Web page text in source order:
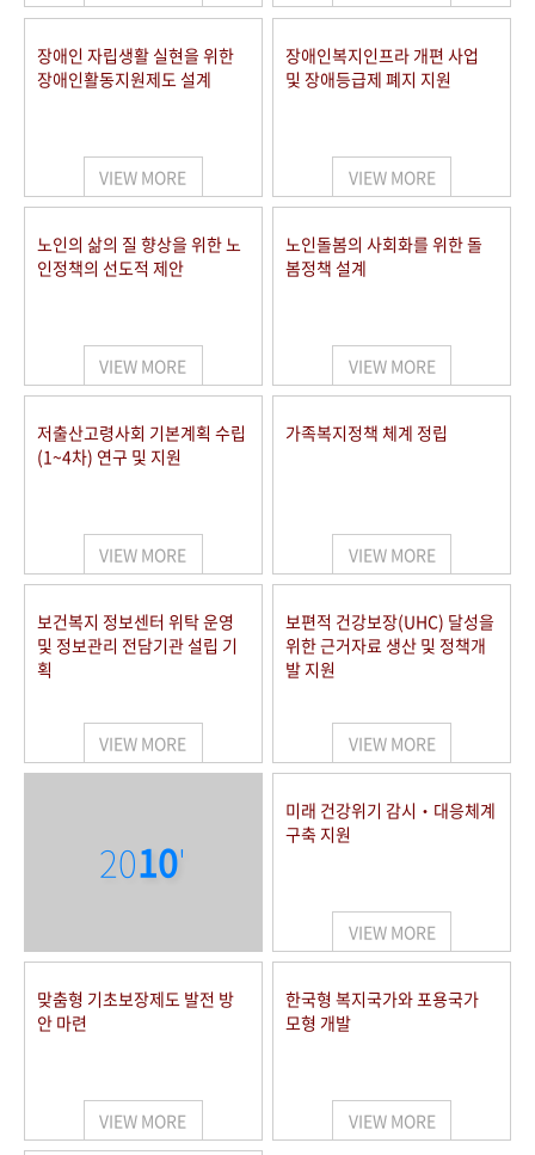
장애인 자립생활 실현을 위한
장애인활동지원제도 설계
VIEW MORE
장애인복지인프라 개편 사업
및 장애등급제 폐지 지원
VIEW MORE
노인의 삶의 질 향상을 위한 노
인정책의 선도적 제안
VIEW MORE
노인돌봄의 사회화를 위한 돌
봄정책 설계
VIEW MORE
저출산고령사회 기본계획 수립
(1~4차) 연구 및 지원
VIEW MORE
가족복지정책 체계 정립
VIEW MORE
보건복지 정보센터 위탁 운영
및 정보관리 전담기관 설립 기
획
VIEW MORE
보편적 건강보장(UHC) 달성을
위한 근거자료 생산 및 정책개
발 지원
VIEW MORE
2010'
미래 건강위기 감시‧대응체계
구축 지원
VIEW MORE
맞춤형 기초보장제도 발전 방
안 마련
VIEW MORE
한국형 복지국가와 포용국가
모형 개발
VIEW MORE